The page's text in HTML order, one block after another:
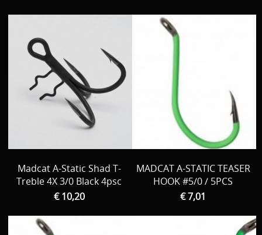
Madcat A-Static Shad T-
Treble 4X 3/0 Black 4psc
€ 10,20
MADCAT A-STATIC TEASER
HOOK #5/0 / 5PCS
€ 7,01